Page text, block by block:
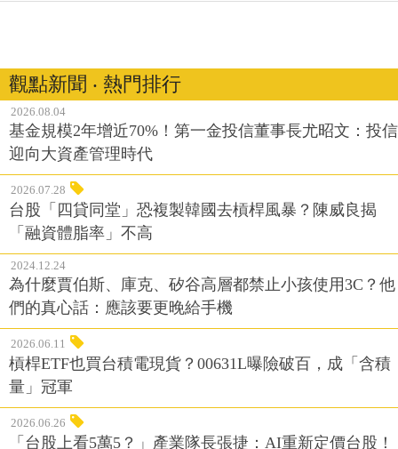
觀點新聞 ‧ 熱門排行
2026.08.04
基金規模2年增近70%！第一金投信董事長尤昭文：投信
迎向大資產管理時代
2026.07.28
台股「四貸同堂」恐複製韓國去槓桿風暴？陳威良揭
「融資體脂率」不高
2024.12.24
為什麼賈伯斯、庫克、矽谷高層都禁止小孩使用3C？他
們的真心話：應該要更晚給手機
2026.06.11
槓桿ETF也買台積電現貨？00631L曝險破百，成「含積
量」冠軍
2026.06.26
「台股上看5萬5？」產業隊長張捷：AI重新定價台股！